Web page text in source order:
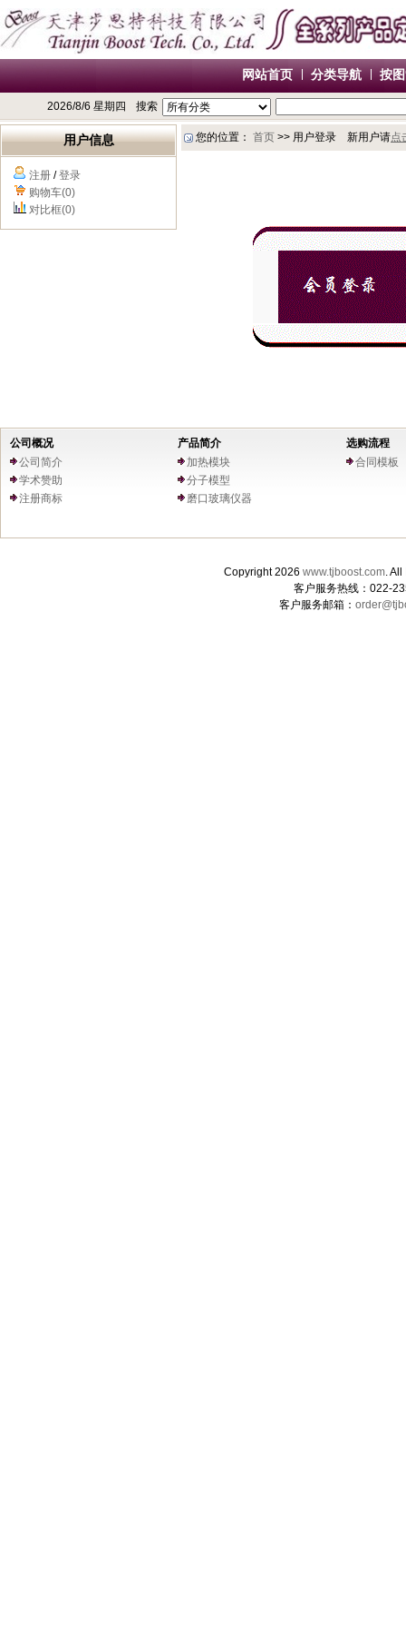
网站首页 分类导航 按
2026/8/6 星期四 搜索
用户信息
注册 /登录
购物车(0)
对比框(0)
您的位置： 首页 >> 用户登录 新用户请点
公司概况
公司简介
学术赞助
注册商标
产品简介
加热模块
分子模型
磨口玻璃仪器
选购流程
合同模板
Copyright 2026 www.tjboost.com.
客户服务热线：022-
客户服务邮箱：